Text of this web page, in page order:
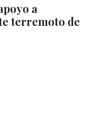
a
terremoto de